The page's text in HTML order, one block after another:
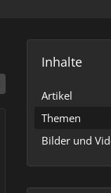
Inhalte
Artikel
Themen
Bilder und